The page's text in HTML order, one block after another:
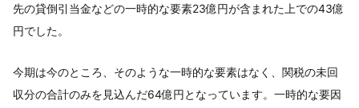
先の貸倒引当金などの一時的な要素23億円が含まれた上での43億
円でした。
今期は今のところ、そのような一時的な要素はなく、関税の未回
収分の合計のみを見込んだ64億円となっています。一時的な要因